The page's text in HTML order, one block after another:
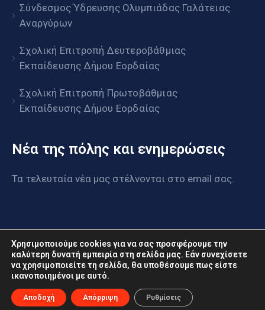
Σύνδεσμος Ύδρευσης Ολυμπιάδας Γαλάτειας
Αναργύρων
Σχολική Επιτροπή Δευτεροβάθμιας
Εκπαίδευσης Δήμου Εορδαίας
Σχολική Επιτροπή Πρωτοβάθμιας
Εκπαίδευσης Δήμου Εορδαίας
Νέα της πόλης και ενημερώσεις
Τα τελευταία νέα μας στέλνονται στο email σας.
www.eordaia.gov.gr © 2022. Με επιφύλαξη παντός
δικαιώματος
Χρησιμοποιούμε cookies για να σας προσφέρουμε την
καλύτερη δυνατή εμπειρία στη σελίδα μας. Εάν συνεχίσετε
να χρησιμοποιείτε τη σελίδα, θα υποθέσουμε πως είστε
ικανοποιημένοι με αυτό.
Αποδοχή Απόρριψη Ρυθμίσεις